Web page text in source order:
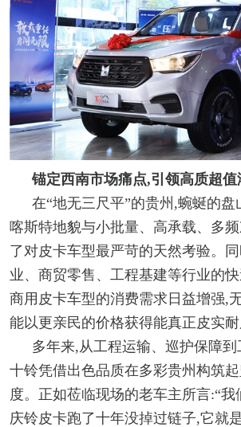
锚定西南市场痛点,引领高质超值
在“地无三尺平”的贵州,蜿蜒的盘
喀斯特地貌与小批量、高承载、多
了对皮卡车型最严苛的天然考验。
业、商贸零售、工程基建等行业的
商用皮卡车型的消费需求日益增强,
能以更亲民的价格获得能真正皮实耐
多年来,从工程运输、巡护保障
十铃凭借出色品质在多彩贵州构筑
度。正如莅临现场的老车主所言:“我
庆铃皮卡跑了十年没掉过链子,它就